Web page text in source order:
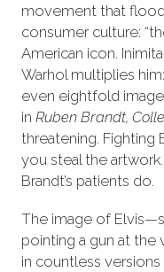
movement that
consumer culture:
American icon.
Warhol multiplies
even eightfold
in Ruben Brandt,
threatening.
you steal the
Brandt’s patients do.
The image of
pointing a gun at
in countless